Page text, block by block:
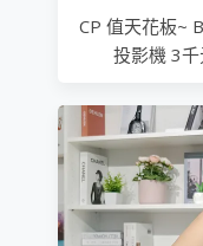
CP 值天花板~
投影機 3